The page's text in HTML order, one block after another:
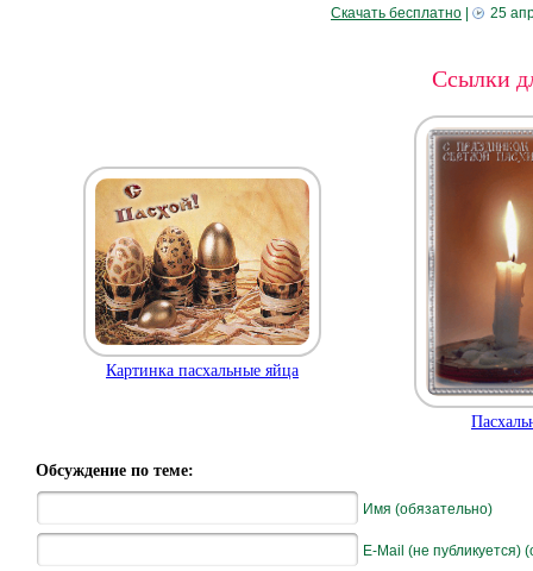
Скачать бесплатно 25
Ссылки
Картинка пасхальные яйца
Обсуждение по теме:
Имя (обязательно)
E-Mail (не публикуется)